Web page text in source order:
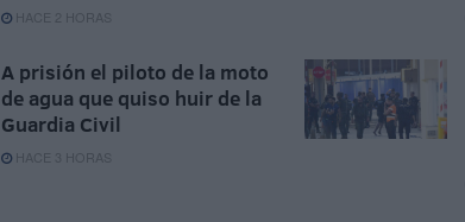
HACE 2 HORAS
A prisión el piloto de la moto
de agua que quiso huir de la
Guardia Civil
HACE 3 HORAS